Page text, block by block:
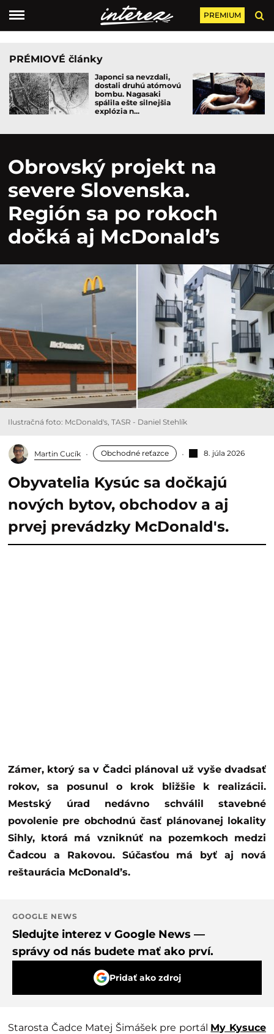
PREMIUM
PRÉMIOVÉ články
Japonci sa nevzdali,
dostali druhú atómovú
bombu. Nagasaki
spálila ešte silnejšia
explózia n...
Obrovský projekt na
severe Slovenska.
Región sa po rokoch
dočká aj McDonald’s
Ilustračná foto: McDonald's, TASR - Daniel Stehlík
Martin Cucík Obchodné reťazce 8. júla 2026
Obyvatelia Kysúc sa dočkajú
nových bytov, obchodov a aj
prvej prevádzky McDonald's.
Zámer, ktorý sa v Čadci plánoval už vyše dvadsať
rokov, sa posunul o krok bližšie k realizácii.
Mestský úrad nedávno schválil stavebné
povolenie pre obchodnú časť plánovanej lokality
Sihly, ktorá má vzniknúť na pozemkoch medzi
Čadcou a Rakovou. Súčasťou má byť aj nová
reštaurácia McDonald’s.
GOOGLE NEWS
Sledujte interez v Google News —
správy od nás budete mať ako prví.
Pridať ako zdroj
Starosta Čadce Matej Šimášek pre portál My Kysuce